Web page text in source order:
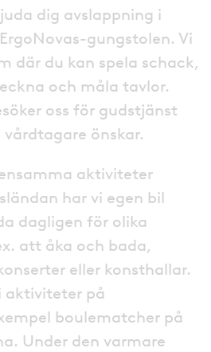
dig avslappning i
gungstolen. Vi
där du kan spela schack,
och måla tavlor.
oss för gudstjänst
önskar.
aktiviteter
har vi egen bil
dagligen för olika
att åka och bada,
eller konsthallar.
aktiviteter på
boulematcher på
Under den varmare